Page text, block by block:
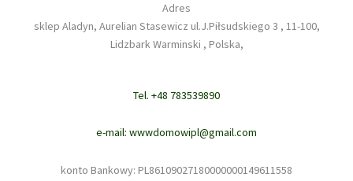
Adres
sklep Aladyn, Aurelian Stasewicz ul.J.Piłsudskiego 3 , 11-100,
Lidzbark Warminski , Polska,
Tel. +48 783539890
e-mail: wwwdomowipl@gmail.com
konto Bankowy: PL86109027180000000149611558